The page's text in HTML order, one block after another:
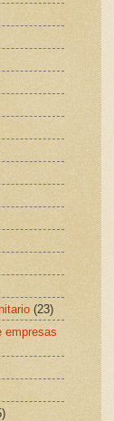
(23)
empresas